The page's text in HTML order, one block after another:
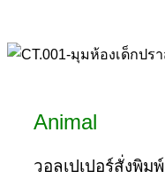
Animal
วอลเปเปอร์สั่งพิมพ์